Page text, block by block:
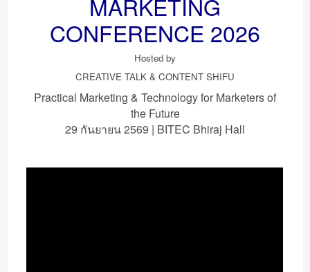
CONFERENCE 2026
Hosted by
CREATIVE TALK & CONTENT SHIFU
Practical Marketing & Technology for Marketers of
the Future
29 กันยายน 2569 | BITEC Bhiraj Hall